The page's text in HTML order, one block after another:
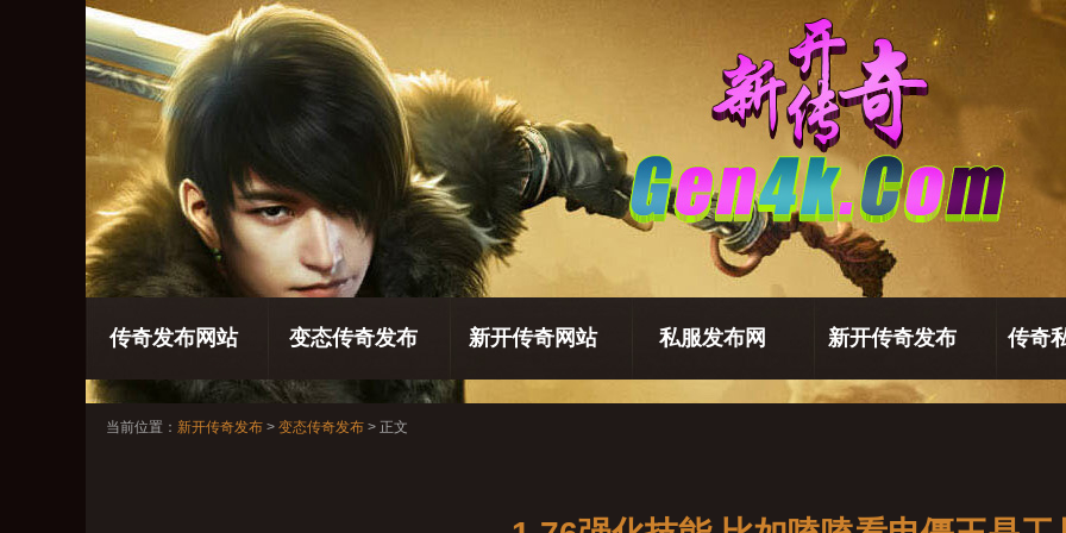
传奇发布网站 变态传奇发布 新开传奇网站 私服发布网 新开传奇发布 传奇
当前位置： 新开传奇发布 > 变态传奇发布 > 正文